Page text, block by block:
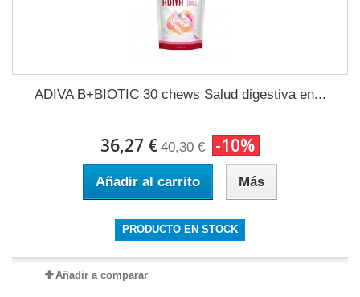
ADIVA B+BIOTIC 30 chews Salud digestiva en...
36,27 € 40,30 € -10%
Añadir al carrito Más
PRODUCTO EN STOCK
Añadir a comparar